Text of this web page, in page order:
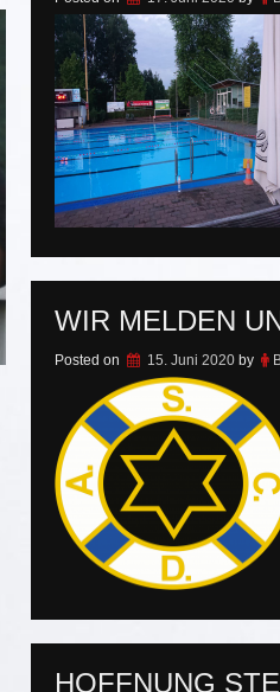
WIR MELDEN
Posted on 15. Juni 2020by
HOFFNUNG